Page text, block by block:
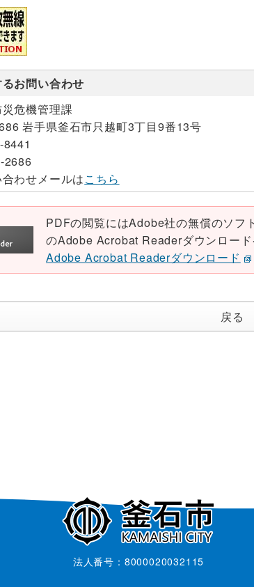
お問い合わせ
危機管理課
岩手県釜石市只越町3丁目9番13号
2686
わせメールはこちら
PDFの閲覧にはAdobe社の無償のソ
のAdobe Acrobat Readerダウンロード
Adobe Acrobat Readerダウンロード
戻る
法人番号：8000020032115